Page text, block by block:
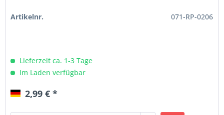
Artikelnr. 071-RP-0206
Lieferzeit ca. 1-3 Tage
Im Laden verfügbar
2,99 € *